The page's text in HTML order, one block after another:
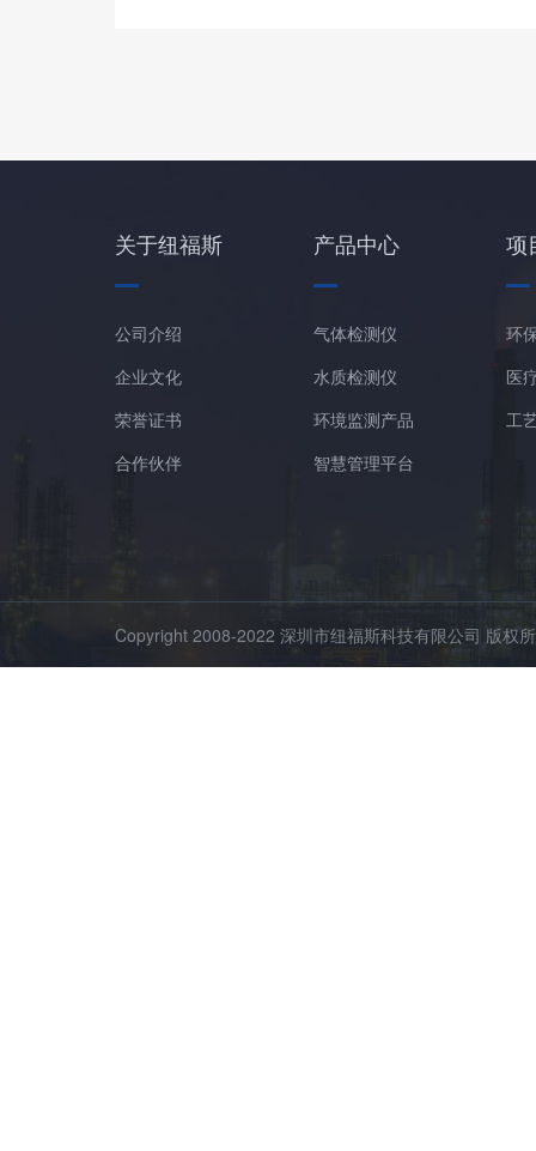
关于纽福斯
公司介绍
企业文化
荣誉证书
合作伙伴
产品中心
气体检测仪
水质检测仪
环境监测产品
智慧管理平台
项
环
医
工
Copyright 2008-2022 深圳市纽福斯科技有限公司 版